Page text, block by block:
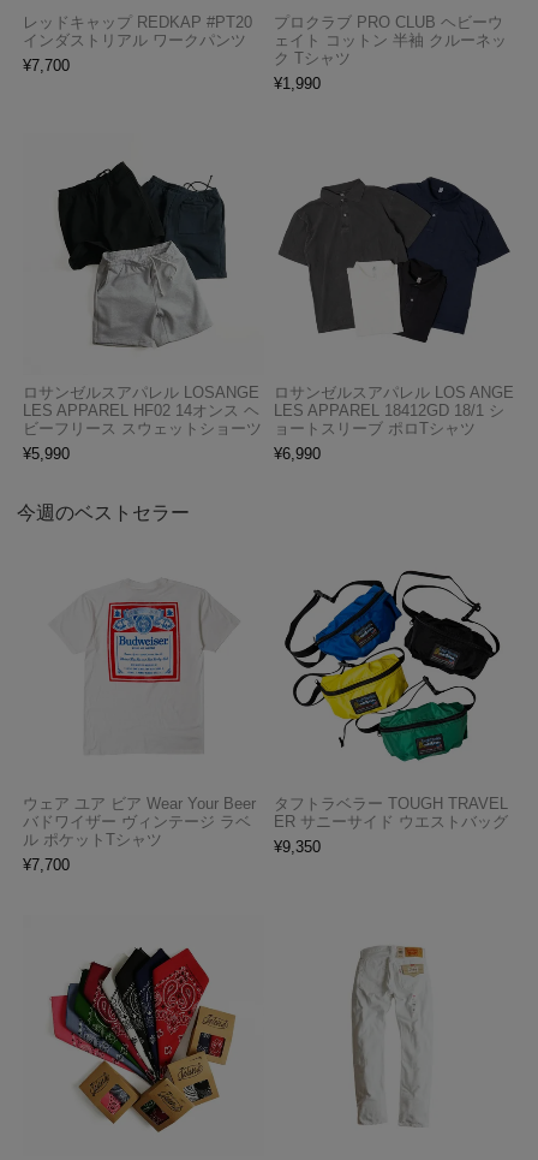
レッドキャップ REDKAP #PT20
インダストリアル ワークパンツ
¥7,700
プロクラブ PRO CLUB ヘビーウ
ェイト コットン 半袖 クルーネッ
ク Tシャツ
¥1,990
ロサンゼルスアパレル LOSANGE
LES APPAREL HF02 14オンス ヘ
ビーフリース スウェットショーツ
¥5,990
ロサンゼルスアパレル LOS ANGE
LES APPAREL 18412GD 18/1 シ
ョートスリーブ ポロTシャツ
¥6,990
今週のベストセラー
ウェア ユア ビア Wear Your Beer
バドワイザー ヴィンテージ ラベ
ル ポケットTシャツ
¥7,700
タフトラベラー TOUGH TRAVEL
ER サニーサイド ウエストバッグ
¥9,350